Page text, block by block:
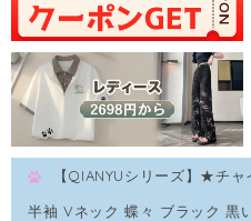
【QIANYUシリーズ】★チ
半袖 Vネック 蝶々 ブラック 黒